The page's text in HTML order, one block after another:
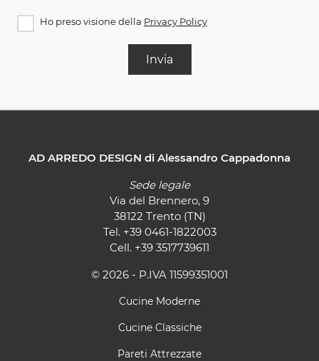
Ho preso visione della Privacy Policy
Invia
AD ARREDO DESIGN di Alessandro Cappadonna
Sede legale
Via del Brennero, 9
38122 Trento (TN)
Tel. +39 0461-1822003
Cell. +39 3517739611
© 2026 - P.IVA 11599351001
Cucine Moderne
Cucine Classiche
Pareti Attrezzate